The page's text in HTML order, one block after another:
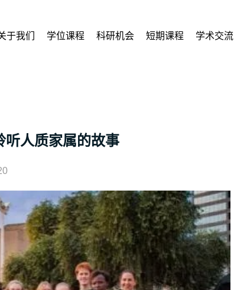
于我们 学位课程 科研机会 短期课程 学术交流
听人质家属的故事